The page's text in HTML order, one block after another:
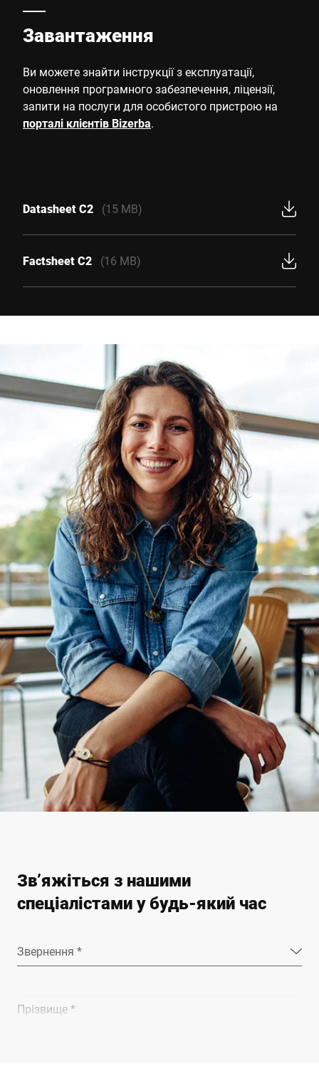
Завантаження
Ви можете знайти інструкції з експлуатації,
оновлення програмного забезпечення, ліцензії,
запити на послуги для особистого пристрою на
порталі клієнтів Bizerba.
Datasheet C2 (15 MB)
Factsheet C2 (16 MB)
Зв’яжіться з нашими
спеціалістами у будь-який час
Звернення *
Прізвище *